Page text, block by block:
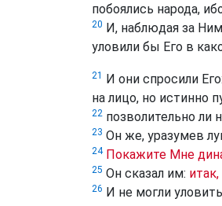
побоялись народа,
20 И, наблюдая за
уловили бы Его в
21
И они спросили
на лицо, но истинно
22 позволительно ли
23 Он же, уразумев
24 Покажите Мне
25 Он сказал им:
26 И не могли